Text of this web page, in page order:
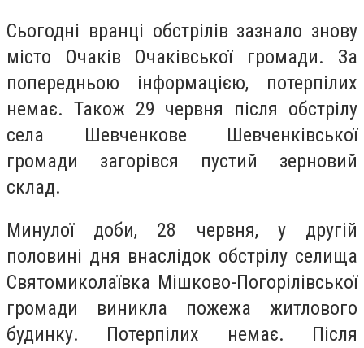
Сьогодні вранці обстрілів зазнало знову
місто Очаків Очаківської громади. За
попередньою інформацією, потерпілих
немає. Також 29 червня після обстрілу
села Шевченкове Шевченківської
громади загорівся пустий зерновий
склад.
Минулої доби, 28 червня, у другій
половині дня внаслідок обстрілу селища
Святомиколаївка Мішково-Погорілівської
громади виникла пожежа житлового
будинку. Потерпілих немає. Після